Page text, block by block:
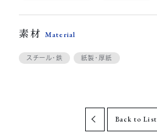
素材 Material
スチール・鉄 紙製・厚紙
Back to List